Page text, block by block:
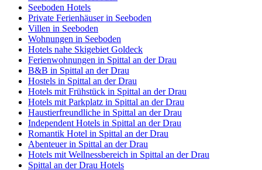
Seeboden Hotels
Private Ferienhäuser in Seeboden
Villen in Seeboden
Wohnungen in Seeboden
Hotels nahe Skigebiet Goldeck
Ferienwohnungen in Spittal an der Drau
B&B in Spittal an der Drau
Hostels in Spittal an der Drau
Hotels mit Frühstück in Spittal an der Drau
Hotels mit Parkplatz in Spittal an der Drau
Haustierfreundliche in Spittal an der Drau
Independent Hotels in Spittal an der Drau
Romantik Hotel in Spittal an der Drau
Abenteuer in Spittal an der Drau
Hotels mit Wellnessbereich in Spittal an der Drau
Spittal an der Drau Hotels